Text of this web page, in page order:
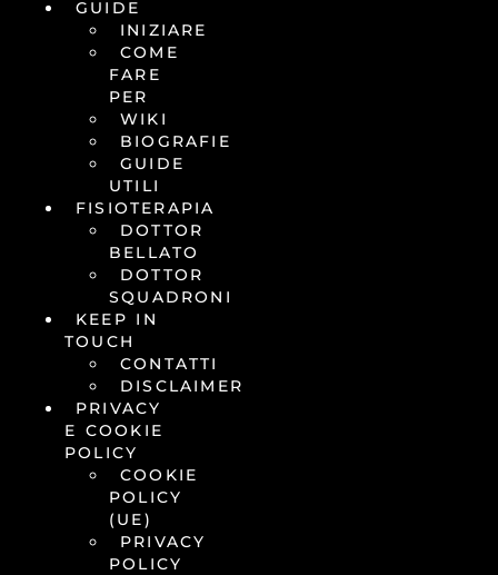
GUIDE
INIZIARE
COME
FARE
PER
WIKI
BIOGRAFIE
GUIDE
UTILI
FISIOTERAPIA
DOTTOR
BELLATO
DOTTOR
SQUADRONI
KEEP IN
TOUCH
CONTATTI
DISCLAIMER
PRIVACY
E COOKIE
POLICY
COOKIE
POLICY
(UE)
PRIVACY
POLICY